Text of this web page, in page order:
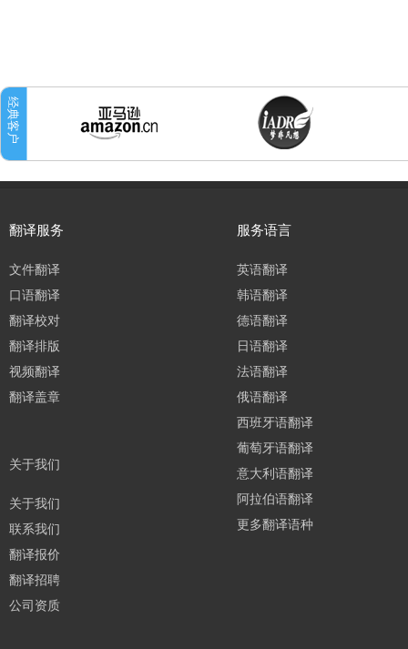
翻译服务
文件翻译
口语翻译
翻译校对
翻译排版
视频翻译
翻译盖章
关于我们
关于我们
联系我们
翻译报价
翻译招聘
公司资质
服务语言
英语翻译
韩语翻译
德语翻译
日语翻译
法语翻译
俄语翻译
西班牙语翻译
葡萄牙语翻译
意大利语翻译
阿拉伯语翻译
更多翻译语种